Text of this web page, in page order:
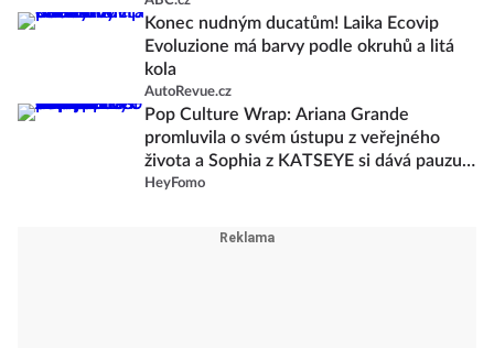
Konec nudným ducatům! Laika Ecovip
Evoluzione má barvy podle okruhů a litá
kola
AutoRevue.cz
Pop Culture Wrap: Ariana Grande
promluvila o svém ústupu z veřejného
života a Sophia z KATSEYE si dává pauzu
od skupiny
HeyFomo